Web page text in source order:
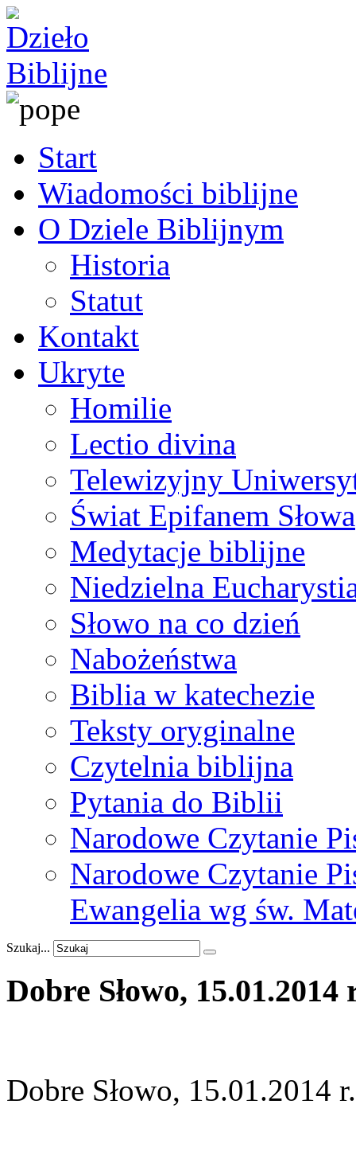
Start
Wiadomości biblijne
O Dziele Biblijnym
Historia
Statut
Kontakt
Ukryte
Homilie
Lectio divina
Telewizyjny
Świat Epifanem Słowa
Medytacje biblijne
Niedzielna
Słowo na co dzień
Nabożeństwa
Biblia w katechezie
Teksty oryginalne
Czytelnia biblijna
Pytania do Biblii
Narodowe Czytanie
Narodowe Czytanie
Ewangelia wg św.
Szukaj...
Dobre Słowo, 15.01.2014
Dobre Słowo, 15.01.2014